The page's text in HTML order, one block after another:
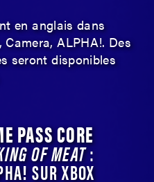
en anglais dans
ALPHA!. Des
seront disponibles
PASS CORE
OF MEAT:
SUR XBOX